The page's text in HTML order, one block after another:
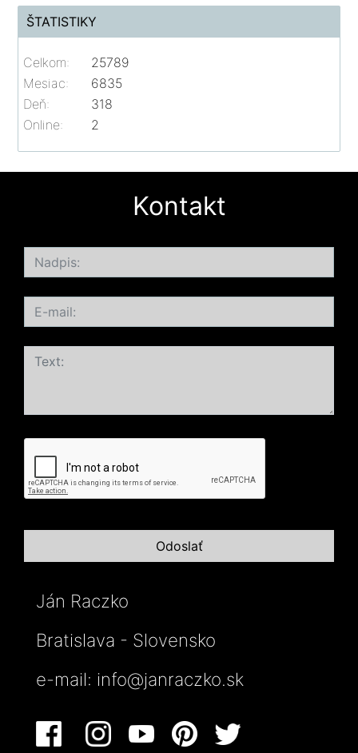
ŠTATISTIKY
Online: 2
Celkom:
25789
Mesiac:
6835
Deň:
318
Kontakt
Ján Raczko
Bratislava - Slovensko
e-mail: info@janraczko.sk